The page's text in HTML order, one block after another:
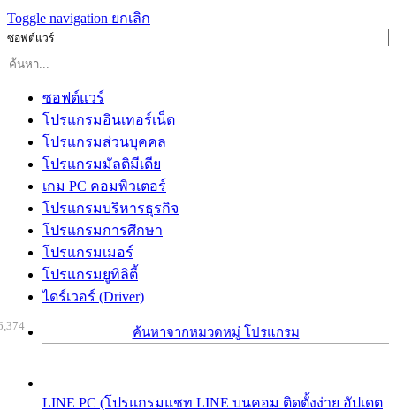
Toggle navigation ยกเลิก
ซอฟต์แวร์
ซอฟต์แวร์
โปรแกรมอินเทอร์เน็ต
โปรแกรมส่วนบุคคล
โปรแกรมมัลติมีเดีย
เกม PC คอมพิวเตอร์
โปรแกรมบริหารธุรกิจ
โปรแกรมการศึกษา
โปรแกรมเมอร์
โปรแกรมยูทิลิตี้
ไดร์เวอร์ (Driver)
ค้นหาจากหมวดหมู่ โปรแกรม
LINE PC (โปรแกรมแชท LINE บนคอม ติดตั้งง่าย อัปเดต